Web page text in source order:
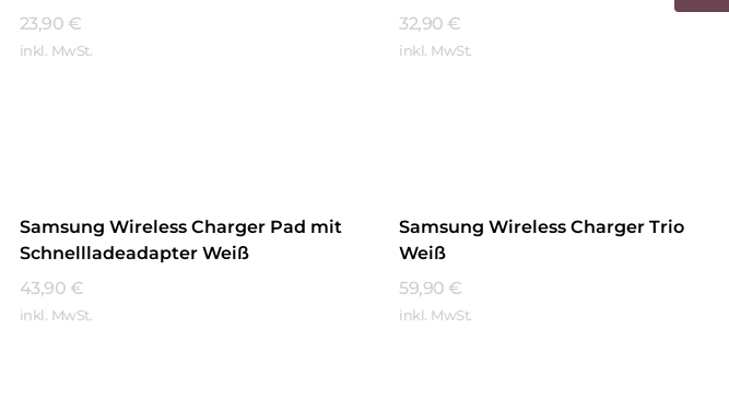
23,90 €
inkl. MwSt.
32,90 €
inkl. MwSt.
Samsung Wireless Charger Pad mit
Schnellladeadapter Weiß
43,90 €
inkl. MwSt.
Samsung Wireless Charger Trio
Weiß
59,90 €
inkl. MwSt.